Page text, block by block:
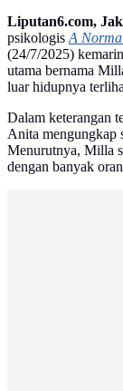
Liputan6.com,
psikologisA
(24/7/2025)
utama bernama
luar hidupnya
Dalam keterangan
Anita mengungkap
Menurutnya, Milla
dengan banyak